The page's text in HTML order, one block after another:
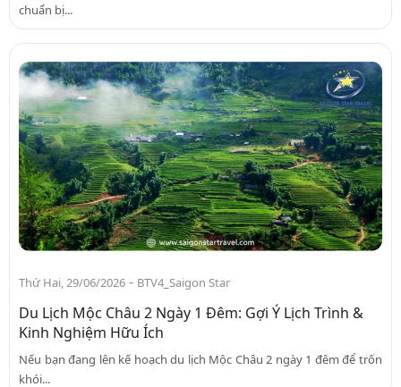
chuẩn bị...
Thứ Hai, 29/06/2026 - BTV4_Saigon Star
Du Lịch Mộc Châu 2 Ngày 1 Đêm: Gợi Ý Lịch Trình &
Kinh Nghiệm Hữu Ích
Nếu bạn đang lên kế hoạch du lịch Mộc Châu 2 ngày 1 đêm để trốn
khói...